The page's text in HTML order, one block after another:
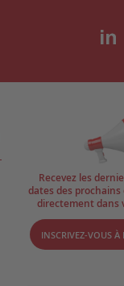
Recevez les
dates des
directement dans
INSCRIVEZ-VOUS À